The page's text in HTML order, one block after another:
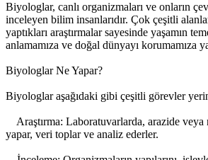
Biyologlar, canlı organizmaları ve onların
inceleyen bilim insanlarıdır. Çok çeşitli
yaptıkları araştırmalar sayesinde yaşamın
anlamamıza ve doğal dünyayı korumamıza
Biyologlar Ne Yapar?
Biyologlar aşağıdaki gibi çeşitli görevler
Araştırma: Laboratuvarlarda, arazide veya
yapar, veri toplar ve analiz ederler.